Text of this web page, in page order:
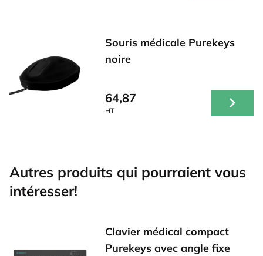
Souris médicale Purekeys
noire
64,87
HT
Autres produits qui pourraient vous
intéresser!
Clavier médical compact
Purekeys avec angle fixe